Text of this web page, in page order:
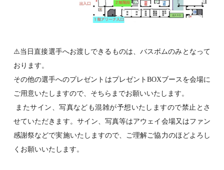
⚠️当日直接選手へお渡しできるものは、バスボムのみとなって
おります。
その他の選手へのプレゼントはプレゼント BOXブースを会場に
ご用意いたしますので、そちらまでお願いいたします。
またサイン、写真なども混雑が予想いたしますので禁止とさ
せていただきます。サイン、写真等はアウェイ会場又はファン
感謝祭などで実施いたしますので、ご理解ご協力のほどよろし
くお願いいたします。